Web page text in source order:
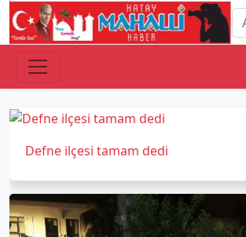
Defne ilçesi tamam dedi